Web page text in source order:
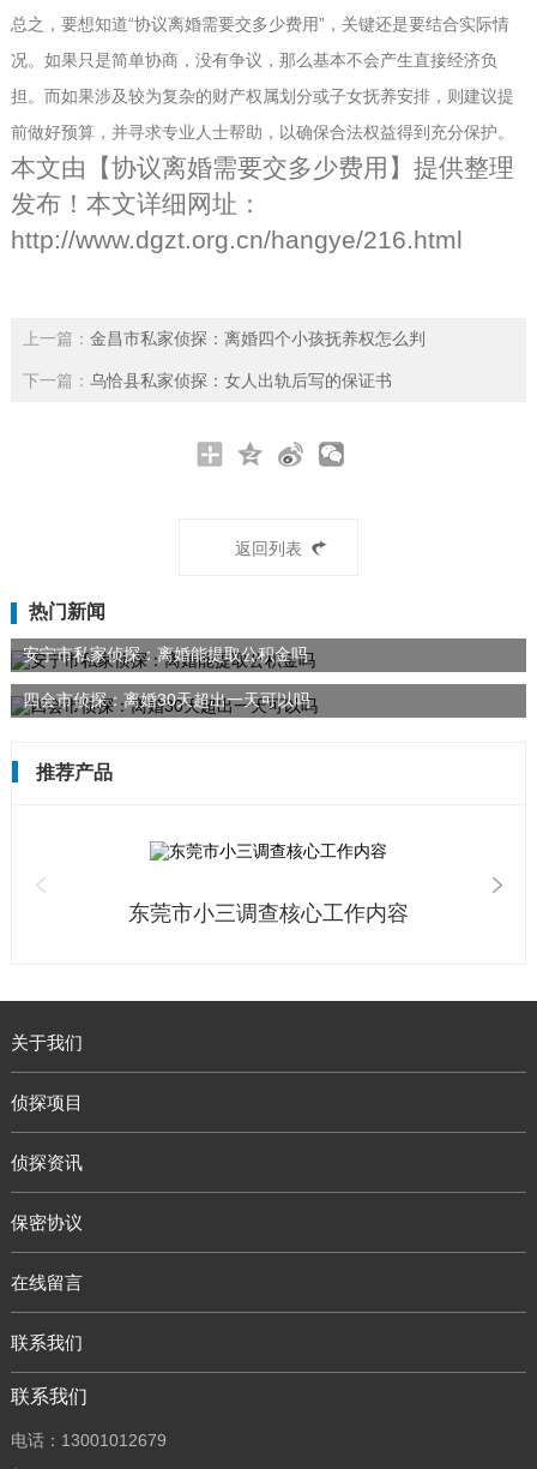
总之，要想知道“协议离婚需要交多少费用”，关键还是要结合实际情
况。如果只是简单协商，没有争议，那么基本不会产生直接经济负
担。而如果涉及较为复杂的财产权属划分或子女抚养安排，则建议提
前做好预算，并寻求专业人士帮助，以确保合法权益得到充分保护。
本文由【协议离婚需要交多少费用 】提供整理
发布！本文详细网址：
http://www.dgzt.org.cn/hangye/216.html
上一篇： 金昌市私家侦探：离婚四个小孩抚养权怎么判
下一篇： 乌恰县私家侦探：女人出轨后写的保证书
返回列表
热门新闻
安宁市私家侦探：离婚能提取公积金吗
四会市侦探：离婚30天超出一天可以吗
推荐产品
东莞市小三调查核心工作内容
关于我们
侦探项目
侦探资讯
保密协议
在线留言
联系我们
联系我们
电话：13001012679